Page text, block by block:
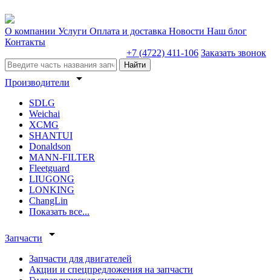
О компании Услуги Оплата и доставка Новости Наш блог
Контакты
+7 (4722) 411-106 Заказать звонок
Найти
Производители arrow_drop_down
SDLG
Weichai
XCMG
SHANTUI
Donaldson
MANN-FILTER
Fleetguard
LIUGONG
LONKING
ChangLin
Показать все...
Запчасти arrow_drop_down
Запчасти для двигателей
Акции и спецпредложения на запчасти